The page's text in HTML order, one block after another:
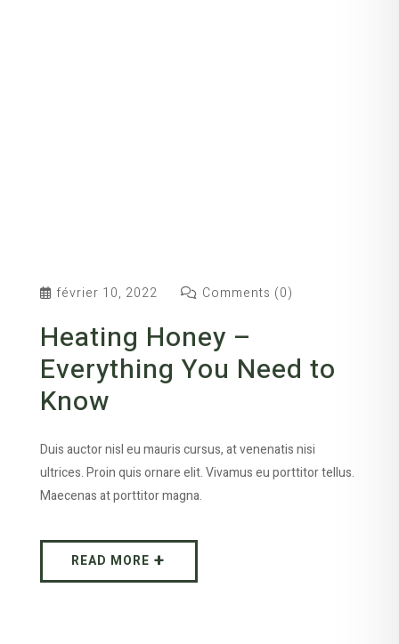
février 10, 2022 Comments (0)
Heating Honey –
Everything You Need to
Know
Duis auctor nisl eu mauris cursus, at venenatis nisi
ultrices. Proin quis ornare elit. Vivamus eu porttitor tellus.
Maecenas at porttitor magna.
READ MORE